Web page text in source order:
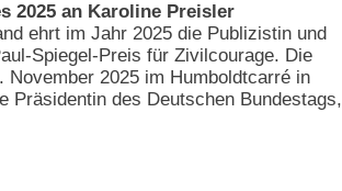
2025 an Karoline Preisler
ehrt im Jahr 2025 die Publizistin und
Spiegel-Preis für Zivilcourage. Die
2025 im Humboldtcarré in
Präsidentin des Deutschen Bundestags,